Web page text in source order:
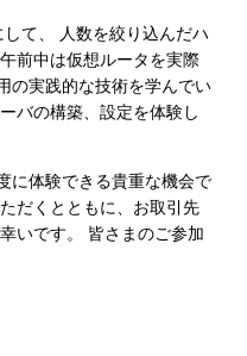
て、 人数を絞り込んだハ
前中は仮想ルータを実際
の実践的な技術を学んでい
バの構築、設定を体験し
に体験できる貴重な機会で
だくとともに、お取引先
いです。 皆さまのご参加